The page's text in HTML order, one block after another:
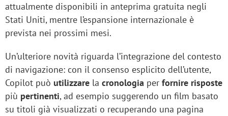
attualmente disponibili in anteprima gratuita negli
Stati Uniti, mentre l’espansione internazionale è
prevista nei prossimi mesi.
Un’ulteriore novità riguarda l’integrazione del contesto
di navigazione: con il consenso esplicito dell’utente,
Copilot può utilizzare la cronologia per fornire risposte
più pertinenti, ad esempio suggerendo un film basato
su titoli già visualizzati o recuperando una pagina